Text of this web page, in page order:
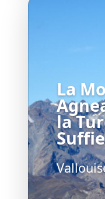
La
la
Suffie